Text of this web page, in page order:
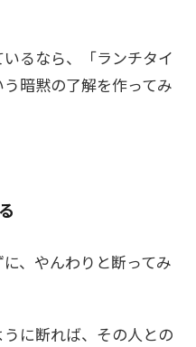
るなら、「ランチタイ
暗黙の了解を作ってみ
、やんわりと断ってみ
に断れば、その人との